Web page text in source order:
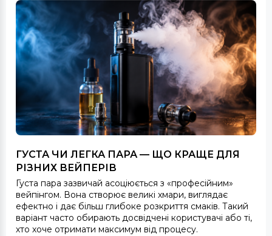
ГУСТА ЧИ ЛЕГКА ПАРА — ЩО КРАЩЕ ДЛЯ
РІЗНИХ ВЕЙПЕРІВ
Густа пара зазвичай асоціюється з «професійним»
вейпінгом. Вона створює великі хмари, виглядає
ефектно і дає більш глибоке розкриття смаків. Такий
варіант часто обирають досвідчені користувачі або ті,
хто хоче отримати максимум від процесу.